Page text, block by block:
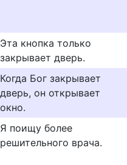
Эта кнопка только
закрывает дверь.
Когда Бог закрывает
дверь, он открывает
окно.
Я поищу более
решительного врача.